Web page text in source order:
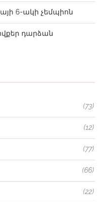
6-ակի չեմպիոն
դարձան
(73)
(12)
(77)
(66)
(22)